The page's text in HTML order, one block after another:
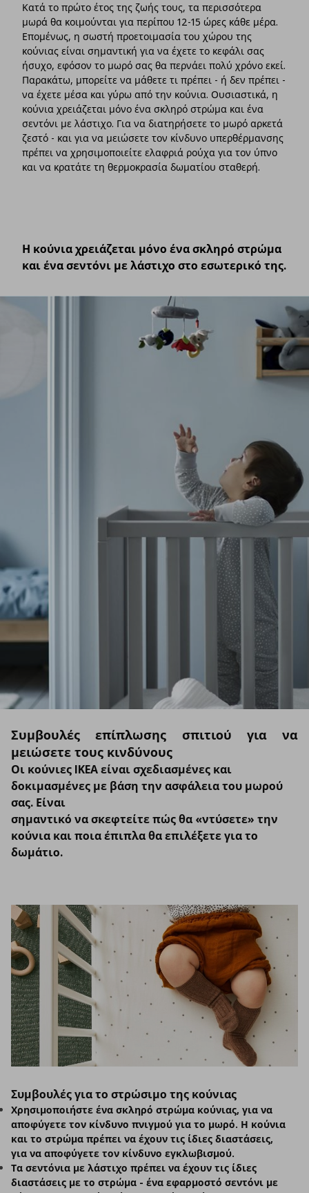
Κατά το πρώτο έτος της ζωής τους, τα περισσότερα
μωρά θα κοιμούνται για περίπου 12-15 ώρες κάθε μέρα.
Επομένως, η σωστή προετοιμασία του χώρου της
κούνιας είναι σημαντική για να έχετε το κεφάλι σας
ήσυχο, εφόσον το μωρό σας θα περνάει πολύ χρόνο εκεί.
Παρακάτω, μπορείτε να μάθετε τι πρέπει - ή δεν πρέπει -
να έχετε μέσα και γύρω από την κούνια. Ουσιαστικά, η
κούνια χρειάζεται μόνο ένα σκληρό στρώμα και ένα
σεντόνι με λάστιχο. Για να διατηρήσετε το μωρό αρκετά
ζεστό - και για να μειώσετε τον κίνδυνο υπερθέρμανσης
πρέπει να χρησιμοποιείτε ελαφριά ρούχα για τον ύπνο
και να κρατάτε τη θερμοκρασία δωματίου σταθερή.
Η κούνια χρειάζεται μόνο ένα σκληρό στρώμα
και ένα σεντόνι με λάστιχο στο εσωτερικό της.
Συμβουλές επίπλωσης σπιτιού για να
μειώσετε τους κινδύνους
Οι κούνιες IKEA είναι σχεδιασμένες και
δοκιμασμένες με βάση την ασφάλεια του μωρού
σας. Είναι
σημαντικό να σκεφτείτε πώς θα «ντύσετε» την
κούνια και ποια έπιπλα θα επιλέξετε για το
δωμάτιο.
Συμβουλές για το στρώσιμο της κούνιας
Χρησιμοποιήστε ένα σκληρό στρώμα κούνιας, για να
αποφύγετε τον κίνδυνο πνιγμού για το μωρό. Η κούνια
και το στρώμα πρέπει να έχουν τις ίδιες διαστάσεις,
για να αποφύγετε τον κίνδυνο εγκλωβισμού.
Τα σεντόνια με λάστιχο πρέπει να έχουν τις ίδιες
διαστάσεις με το στρώμα - ένα εφαρμοστό σεντόνι με